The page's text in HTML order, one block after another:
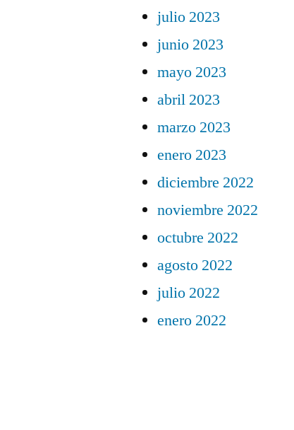
julio 2023
junio 2023
mayo 2023
abril 2023
marzo 2023
enero 2023
diciembre 2022
noviembre 2022
octubre 2022
agosto 2022
julio 2022
enero 2022